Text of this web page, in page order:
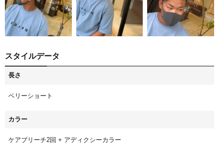
スタイルデータ
長さ
ベリーショート
カラー
ケアブリーチ2回 + アディクシーカラー